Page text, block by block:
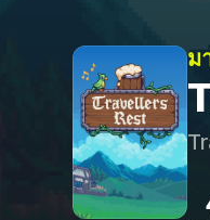
ม